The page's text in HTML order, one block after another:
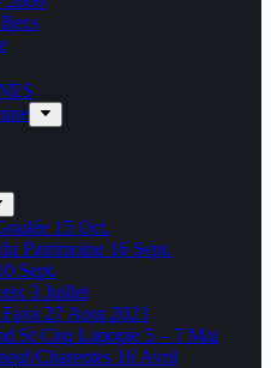
15 Oct.
Patrimoine 16 Sept.
Sept.
3 Juillet
27 Aout 2023
St Cirq Lapopie 5 – 7 Mai
Charentes 16 Avril